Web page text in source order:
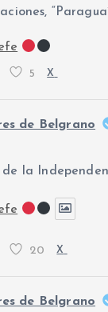
5 X
de Belgrano
de la
20 X
de Belgrano